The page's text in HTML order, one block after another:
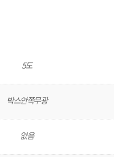
5도
박스안쪽무광
없음